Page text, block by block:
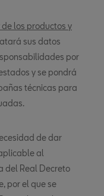
los productos y
sus datos
por
y se pondrá
técnicas para
de dar
al
del Real Decreto
por el que se